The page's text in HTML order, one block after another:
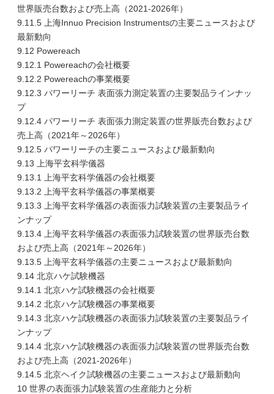
世界販売台数および売上高（2021-2026年）
9.11.5 上海Innuo Precision Instrumentsの主要ニュースおよび
最新動向
9.12 Powereach
9.12.1 Powereachの会社概要
9.12.2 Powereachの事業概要
9.12.3 パワーリーチ 表面張力測定装置の主要製品ラインナッ
プ
9.12.4 パワーリーチ 表面張力測定装置の世界販売台数および
売上高（2021年～2026年）
9.12.5 パワーリーチの主要ニュースおよび最新動向
9.13 上海平玄科学儀器
9.13.1 上海平玄科学儀器の会社概要
9.13.2 上海平玄科学儀器の事業概要
9.13.3 上海平玄科学儀器の表面張力試験装置の主要製品ライ
ンナップ
9.13.4 上海平玄科学儀器の表面張力試験装置の世界販売台数
および売上高（2021年～2026年）
9.13.5 上海平玄科学儀器の主要ニュースおよび最新動向
9.14 北京ハケ試験機器
9.14.1 北京ハケ試験機器の会社概要
9.14.2 北京ハケ試験機器の事業概要
9.14.3 北京ハケ試験機器の表面張力試験装置の主要製品ライ
ンナップ
9.14.4 北京ハケ試験機器の表面張力試験装置の世界販売台数
および売上高（2021-2026年）
9.14.5 北京ヘイク試験機器の主要ニュースおよび最新動向
10 世界の表面張力試験装置の生産能力と分析